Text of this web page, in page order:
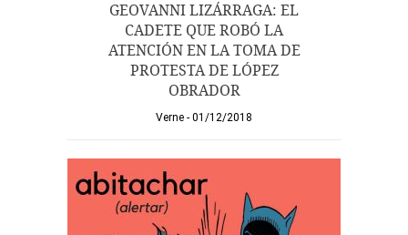
GEOVANNI LIZÁRRAGA: EL
CADETE QUE ROBÓ LA
ATENCIÓN EN LA TOMA DE
PROTESTA DE LÓPEZ
OBRADOR
Verne 01/12/2018